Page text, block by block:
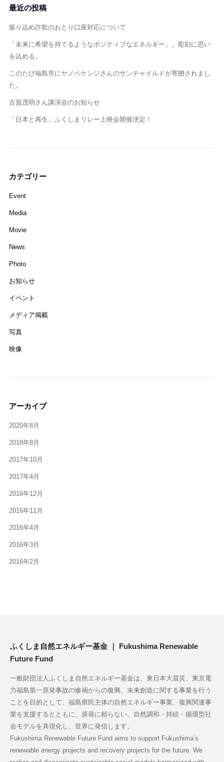
最近の投稿
振り込め詐欺のおとり口座対応について
「未来に希望を持てるようなポジティブなエネルギー」。彫刻に思い
を込める。
このたび福島市にヤノベケンジさんのサンチャイルドが寄贈されまし
た。
古賀茂明さん講演会のお知らせ
「日本と再生」ふくしまリレー上映会開催決定！
カテゴリー
Event
Media
Movie
News
Photo
お知らせ
イベント
メディア掲載
写真
映像
アーカイブ
2020年8月
2018年8月
2017年10月
2017年4月
2016年12月
2016年11月
2016年4月
2016年3月
2016年2月
ふくしま自然エネルギー基金 ｜ Fukushima Renewable
Future Fund
一般財団法人ふくしま自然エネルギー基金は、東日本大震災、東京電
力福島第一原発事故の惨禍からの復興、未来創造に関する事業を行う
ことを目的として、福島県民主体の自然エネルギー事業、復興関連事
業を支援するとともに、原発に頼らない、自然調和・持続・循環型社
会モデルを具現化し、世界に発信します。
Fukushima Renewable Future Fund aims to support Fukushima’s
renewable energy projects and recovery projects for the future. We